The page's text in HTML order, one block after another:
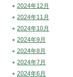
2024年12月
2024年11月
2024年10月
2024年9月
2024年8月
2024年7月
2024年6月